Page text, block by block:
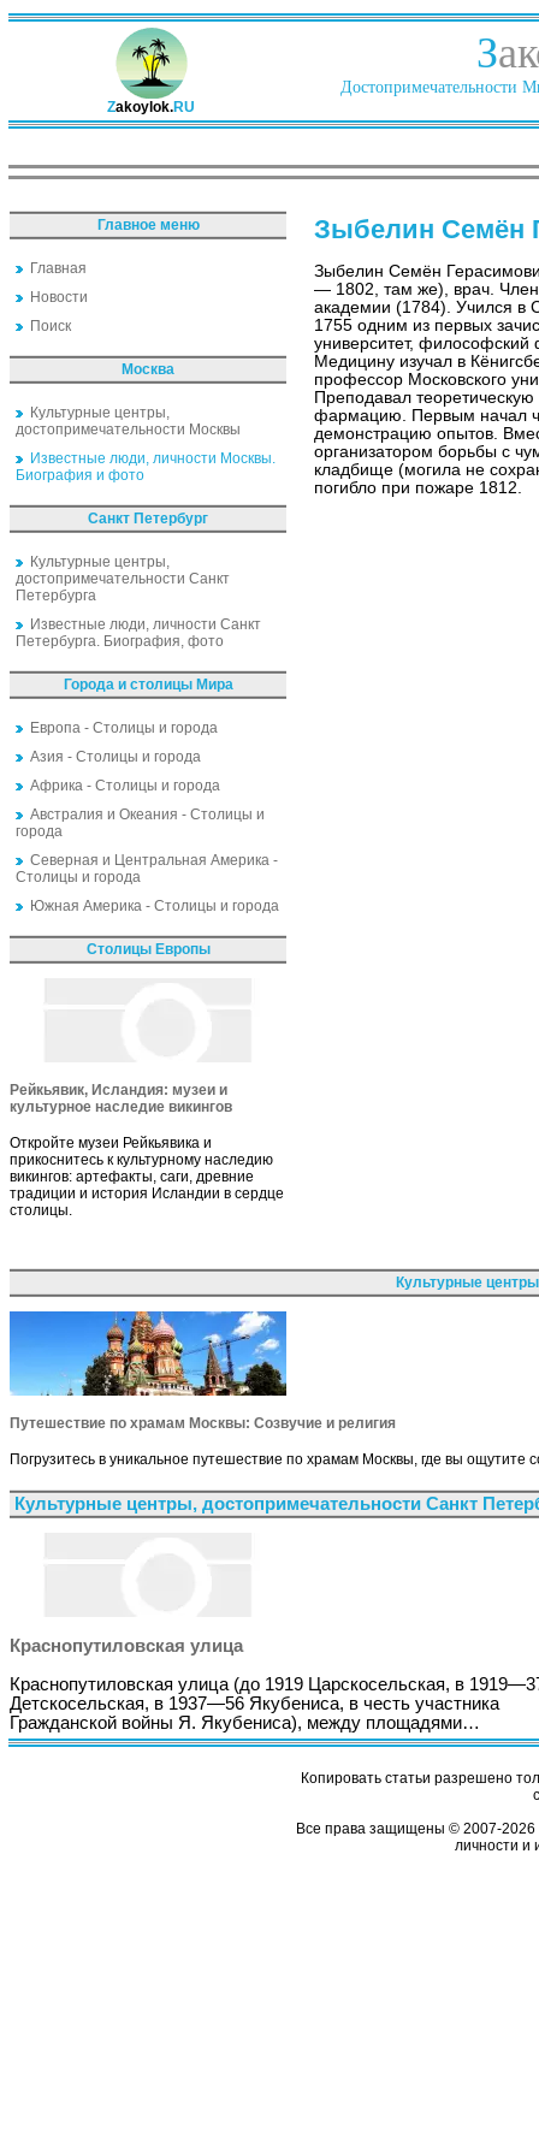
Zakoylok.RU
З
Достопримечательности
Главное меню
Главная
Новости
Поиск
Москва
Культурные центры,
достопримечательности Москвы
Известные люди, личности Москвы.
Биография и фото
Санкт Петербург
Культурные центры,
достопримечательности Санкт
Петербурга
Известные люди, личности Санкт
Петербурга. Биография, фото
Города и столицы Мира
Европа - Столицы и города
Азия - Столицы и города
Африка - Столицы и города
Австралия и Океания - Столицы и
города
Северная и Центральная Америка -
Столицы и города
Южная Америка - Столицы и города
Столицы Европы
Рейкьявик, Исландия: музеи и
культурное наследие викингов
Откройте музеи Рейкьявика и
прикоснитесь к культурному наследию
викингов: артефакты, саги, древние
традиции и история Исландии в сердце
столицы.
Зыбелин Семён
Зыбелин Семён
— 1802, там же), врач. Член
академии (1784). Учился в
1755 одним из первых
университет, философский
Медицину изучал в
профессор Московского
Преподавал
фармацию. Первым начал
демонстрацию опытов.
организатором борьбы с
кладбище (могила не
погибло при пожаре 1812.
Культурные
Путешествие по храмам Москвы: Созвучие и религия
Погрузитесь в уникальное путешествие по храмам Москвы, где вы ощутите
Культурные центры, достопримечательности Санкт
Краснопутиловская улица
Краснопутиловская улица (до 1919 Царскосельская, в
Детскосельская, в 1937—56 Якубениса, в честь участника
Гражданской войны Я. Якубениса), между площадями…
Копировать статьи разрешено
Все права защищены © 2007-2026
личности и